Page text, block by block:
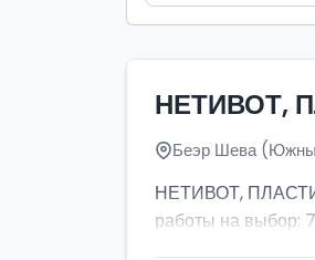
НЕТИВОТ,
Беэр Шева
НЕТИВОТ,
работы на выбор: